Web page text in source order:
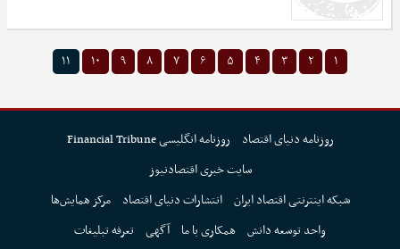
۱ ۲ ۳ ۴ ۵ ۶ ۷ ۸ ۹ ۱۰ ۱۱
روزنامه دنیای اقتصاد
روزنامه انگلیسی Financial Tribune
سایت خبری اقتصادنیوز
شبکه اینترنتی اقتصاد ایران انتشارات دنیای اقتصاد
مرکز همایش‌ها
واحد توسعه دانش همکاری با ما آگهی تعرفه تبلیغات